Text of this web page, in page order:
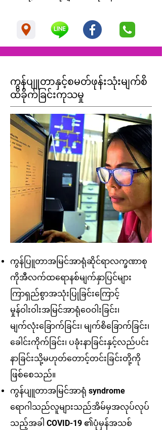
ကွန်ပျူတာနှင့်စမတ်ဖုန်းသုံးမျက်စိ
ထိခိုက်ခြင်းကုသမှု
ကွန်ပြူတာအမြင်အာရုံဆိုင်ရာလက္ခဏာစု
ကိုအီလက်ထရောနစ်မျက်နှာပြင်များ
ကြာရှည်စွာအသုံးပြုခြင်းကြောင့်
မှုန်ဝါးဝါးအမြင်အာရုံဝေဝါးခြင်း၊
မျက်လုံးခြောက်ခြင်း၊ မျက်စိခြောက်ခြင်း၊
ခေါင်းကိုက်ခြင်း၊ ပခုံးနာခြင်းနှင့်လည်ပင်း
နာခြင်းသို့မဟုတ်တောင့်တင်းခြင်းတို့ကို
ဖြစ်စေသည်။
ကွန်ပျူတာအမြင်အာရုံ syndrome
ရောဂါသည်လူများသည်အိမ်မှအလုပ်လုပ်
သည့်အခါ COVID-19 ၏ပုံမှန်အသစ်